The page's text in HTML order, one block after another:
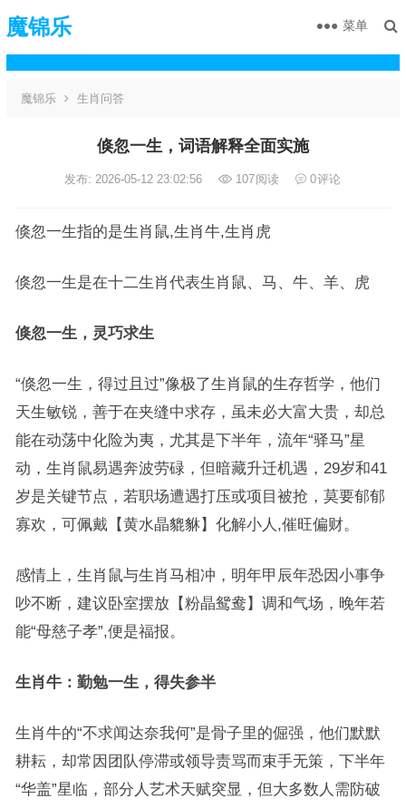
魔锦乐 菜单
魔锦乐 生肖问答
倏忽一生，词语解释全面实施
发布: 2026-05-12 23:02:56 107阅读 0评论
倏忽一生指的是生肖鼠,生肖牛,生肖虎
倏忽一生是在十二生肖代表生肖鼠、马、牛、羊、虎
倏忽一生，灵巧求生
“倏忽一生，得过且过”像极了生肖鼠的生存哲学，他们
天生敏锐，善于在夹缝中求存，虽未必大富大贵，却总
能在动荡中化险为夷，尤其是下半年，流年“驿马”星
动，生肖鼠易遇奔波劳碌，但暗藏升迁机遇，29岁和41
岁是关键节点，若职场遭遇打压或项目被抢，莫要郁郁
寡欢，可佩戴【黄水晶貔貅】化解小人,催旺偏财。
感情上，生肖鼠与生肖马相冲，明年甲辰年恐因小事争
吵不断，建议卧室摆放【粉晶鸳鸯】调和气场，晚年若
能“母慈子孝”,便是福报。
生肖牛：勤勉一生，得失参半
生肖牛的“不求闻达奈我何”是骨子里的倔强，他们默默
耕耘，却常因团队停滞或领导责骂而束手无策，下半年
“华盖”星临，部分人艺术天赋突显，但大多数人需防破